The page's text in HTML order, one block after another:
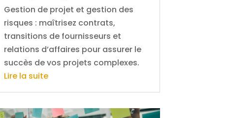
Gestion de projet et gestion des
risques : maîtrisez contrats,
transitions de fournisseurs et
relations d’affaires pour assurer le
succès de vos projets complexes.
Lire la suite